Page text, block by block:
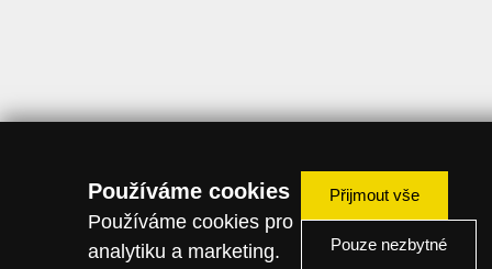
Používáme cookies
Používáme cookies pro
analytiku a marketing.
Přijmout vše
Pouze nezbytné